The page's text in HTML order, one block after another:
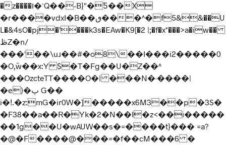
�z����ו�`Q��-B}"�Ƽ��X
�r����vdxI�B��ٯ���^�f5&&��U
L�&4sO�pj�'���k3s�EAw�K9[�2 |;�f�x*���>a�iw��
ڟZ�n/
���'��\uɹ��#�o8\��I���i2�����0
�O,߫w��x:Y $�T�Fg��U�Z��^
���OzcteTT����O�| ���N�˓����|
�e)�پ G��
i�ǃ.�z:mG�ir0W�]�����x6M3��p�3S�
�F38��a��R�Yk�2�N��I�z<��i�����
��1g��U�wAUW��s�=����t}��� =a?
�@�F����@���=�f��cM���6 �